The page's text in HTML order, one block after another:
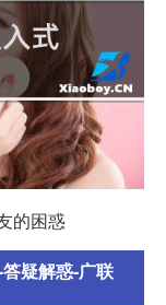
的困惑
疑解惑-广联